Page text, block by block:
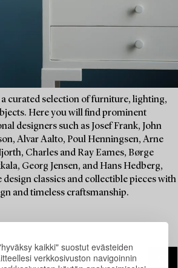
kaikki" suostut evästeiden
verkkosivuston navigoinnin
a curated selection of furniture, lighting,
Here you will find prominent
designers such as Josef Frank, John
Alvar Aalto, Poul Henningsen, Arne
Charles and Ray Eames, Børge
Georg Jensen, and Hans Hedberg,
classics and collectible pieces with
and timeless craftsmanship.